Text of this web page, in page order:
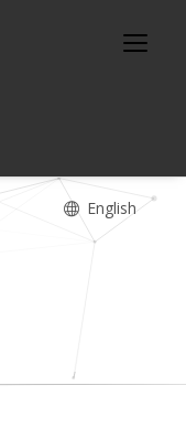
English